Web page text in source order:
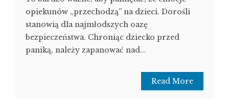
opiekunów „przechodzą” na dzieci. Dorośli
stanowią dla najmłodszych oazę
bezpieczeństwa. Chroniąc dziecko przed
paniką, należy zapanować nad...
Read More